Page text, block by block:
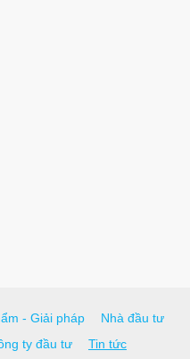
- Giải pháp
Nhà đầu tư
ty đầu tư Tin tức